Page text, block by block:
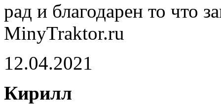
рад и благодарен то что
MinyTraktor.ru
12.04.2021
Кирилл